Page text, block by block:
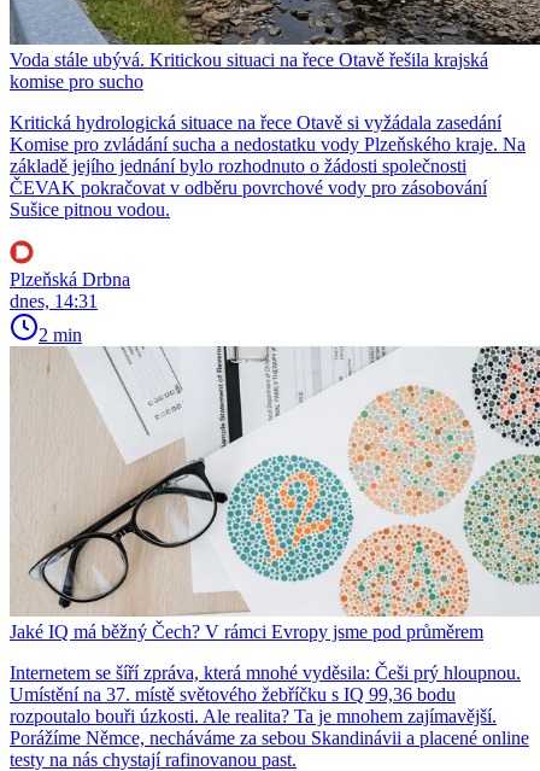
Voda stále ubývá. Kritickou situaci na řece Otavě řešila krajská
komise pro sucho
Kritická hydrologická situace na řece Otavě si vyžádala zasedání
Komise pro zvládání sucha a nedostatku vody Plzeňského kraje. Na
základě jejího jednání bylo rozhodnuto o žádosti společnosti
ČEVAK pokračovat v odběru povrchové vody pro zásobování
Sušice pitnou vodou.
Plzeňská Drbna
dnes, 14:31
2 min
Jaké IQ má běžný Čech? V rámci Evropy jsme pod průměrem
Internetem se šíří zpráva, která mnohé vyděsila: Češi prý hloupnou.
Umístění na 37. místě světového žebříčku s IQ 99,36 bodu
rozpoutalo bouři úzkosti. Ale realita? Ta je mnohem zajímavější.
Porážíme Němce, necháváme za sebou Skandinávii a placené online
testy na nás chystají rafinovanou past.